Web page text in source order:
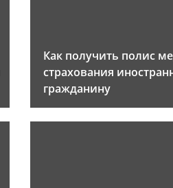
Как получить полис
страхования
гражданину